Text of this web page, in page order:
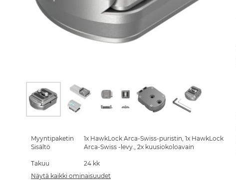
the
beginning
the
images
gallery
Myyntipaketin
Sisältö
1x HawkLock Arca-Swiss-puristin, 1x HawkLock
Arca-Swiss -levy., 2x kuusiokoloavain
Takuu
24 kk
Näytä kaikki ominaisuudet